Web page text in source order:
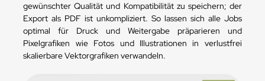
gewünschter Qualität und Kompatibilität zu speichern; der
Export als PDF ist unkompliziert. So lassen sich alle Jobs
optimal für Druck und Weitergabe präparieren und
Pixelgrafiken wie Fotos und Illustrationen in verlustfrei
skalierbare Vektorgrafiken verwandeln.